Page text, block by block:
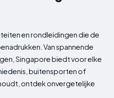
en rondleidingen die de
Van spannende
Singapore biedt voor elke
buitensporten of
ontdek onvergetelijke